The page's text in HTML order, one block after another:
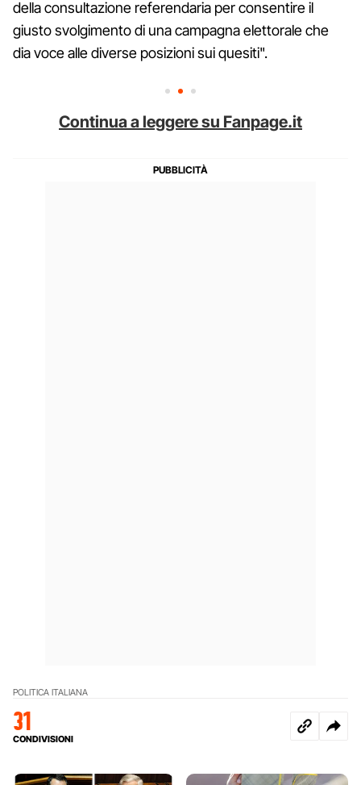
della consultazione referendaria per consentire il
giusto svolgimento di una campagna elettorale che
dia voce alle diverse posizioni sui quesiti".
Continua a leggere su Fanpage.it
POLITICA ITALIANA
31
CONDIVISIONI